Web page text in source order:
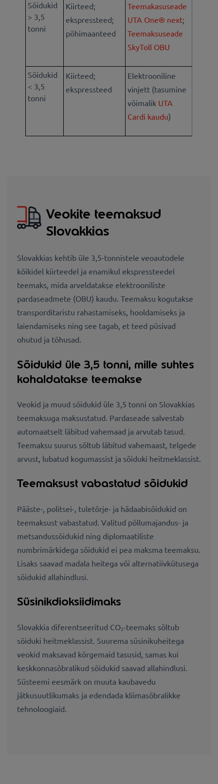
Sõidukid
> 3,5
tonni
Kiirteed;
ekspressteed;
põhimaanteed
Teemakasuseade
UTA One® next;
Teemaksuseade
SkyToll OBU
Sõidukid
< 3,5
tonni
Kiirteed;
ekspressteed
Elektrooniline
vinjett (tasumine
võimalik UTA
Cardi kaudu)
Veokite teemaksud
Slovakkias
Slovakkias kehtib üle 3,5-tonnistele veoautodele
kõikidel kiirteedel ja enamikul ekspressteedel
teemaks, mida arveldatakse elektrooniliste
pardaseadmete (OBU) kaudu. Teemaksu kogutakse
transporditaristu rahastamiseks, hooldamiseks ja
laiendamiseks ning see tagab, et teed püsivad
ohutud ja tõhusad.
Sõidukid üle 3,5 tonni, mille suhtes
kohaldatakse teemakse
Veokid ja muud sõidukid üle 3,5 tonni on Slovakkias
teemaksuga maksustatud. Pardaseade salvestab
automaatselt läbitud vahemaad ja arvutab tasud.
Teemaksu suurus sõltub läbitud vahemaast, telgede
arvust, lubatud kogumassist ja sõiduki heitmeklassist.
Teemaksust vabastatud sõidukid
Pääste-, politsei-, tuletõrje- ja hädaabisõidukid on
teemaksust vabastatud. Valitud põllumajandus- ja
metsandussõidukid ning diplomaatiliste
numbrimärkidega sõidukid ei pea maksma teemaksu.
Lisaks saavad madala heitega või alternatiivkütusega
sõidukid allahindlusi.
Süsinikdioksiidimaks
Slovakkia diferentseeritud CO₂-teemaks sõltub
sõiduki heitmeklassist. Suurema süsinikuheitega
veokid maksavad kõrgemaid tasusid, samas kui
keskkonnasõbralikud sõidukid saavad allahindlusi.
Süsteemi eesmärk on muuta kaubavedu
jätkusuutlikumaks ja edendada kliimasõbralikke
tehnoloogiaid.